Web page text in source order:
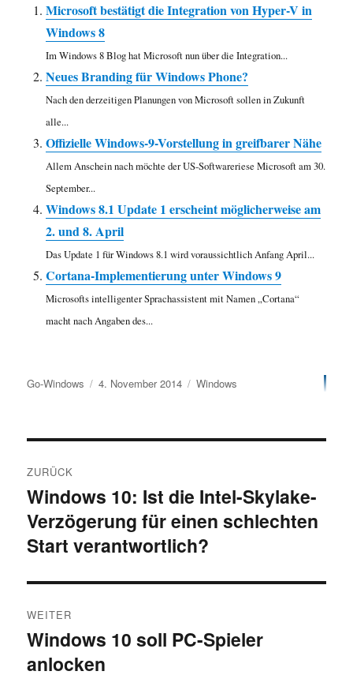
Microsoft bestätigt die Integration von Hyper-V in
Windows 8
Im Windows 8 Blog hat Microsoft nun über die Integration...
Neues Branding für Windows Phone?
Nach den derzeitigen Planungen von Microsoft sollen in Zukunft
alle...
Offizielle Windows-9-Vorstellung in greifbarer Nähe
Allem Anschein nach möchte der US-Softwareriese Microsoft am 30.
September...
Windows 8.1 Update 1 erscheint möglicherweise am
2. und 8. April
Das Update 1 für Windows 8.1 wird voraussichtlich Anfang April...
Cortana-Implementierung unter Windows 9
Microsofts intelligenter Sprachassistent mit Namen „Cortana“
macht nach Angaben des...
Autor
Go-Windows
Veröffentlicht
4. November 2014 Kategorien
Windows
ZURÜCK
Vorheriger
Beitrag:
Windows 10: Ist die Intel-Skylake-
Verzögerung für einen schlechten
Start verantwortlich?
WEITER
Nächster
Beitrag:
Windows 10 soll PC-Spieler
anlocken